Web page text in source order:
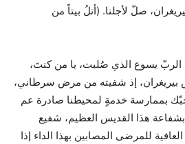
صلّ لأجلنا. (أتلُ بيتاً من
الربّ يسوع الذي صُلبت، يا من كنتَ،
بيريغران، إذ شفيته من مرض سرطاني،
بممارسة خدمةٍ لمحيطنا صادرة عم
بشفاعة هذا القديس العظيم، شفيع
للمرضى المصابين بهذا الداء إذا